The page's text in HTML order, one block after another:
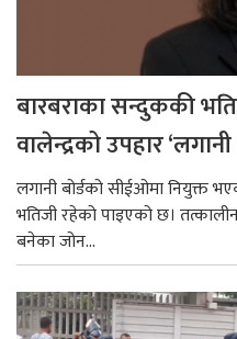
बारबराका सन्दुककी
वालेन्द्रको उपहार
लगानी बोर्डको सीईओमा नियुक्त
भतिजी रहेको पाइएको छ।
बनेका जोन...